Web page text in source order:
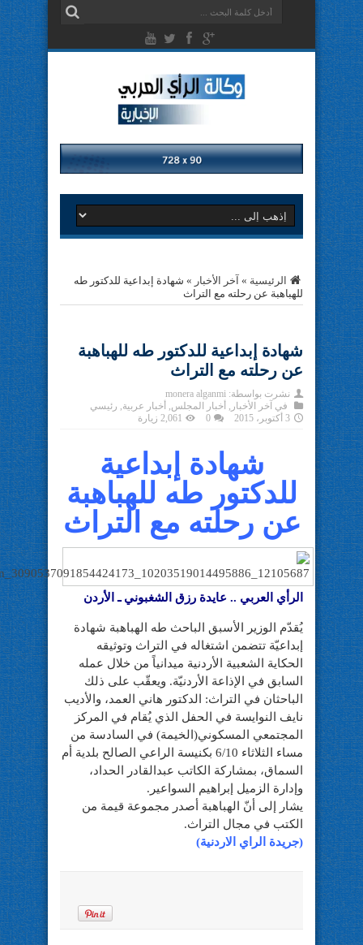
الرئيسية » آخر الأخبار » شهادة إبداعية للدكتور طه
للهباهبة عن رحلته مع التراث
شهادة إبداعية للدكتور طه للهباهبة
عن رحلته مع التراث
نشرت بواسطة: monera alganmi
في آخر الأخبار , أخبار المجلس, أخبار عربية, رئيسي
3 أكتوبر، 2015
0 2,061 زيارة
شهادة إبداعية
للدكتور طه للهباهبة
عن رحلته مع التراث
الرأي العربي .. عايدة رزق الشغبوني ـ الأردن
يُقدّم الوزير الأسبق الباحث طه الهباهبة شهادة
إبداعيّة تتضمن اشتغاله في التراث وتوثيقه
الحكاية الشعبية الأردنية ميدانياً من خلال عمله
السابق في الإذاعة الأردنيّة. ويعقّب على ذلك
الباحثان في التراث: الدكتور هاني العمد، والأديب
نايف النوايسة في الحفل الذي يُقام في المركز
المجتمعي المسكوني(الخيمة) في السادسة من
مساء الثلاثاء 6/10 بكنيسة الراعي الصالح بلدية أم
السماق، بمشاركة الكاتب عبدالقادر
الحداد،
وإدارة الزميل إبراهيم السواعير.
يشار إلى أنّ الهباهبة أصدر مجموعة قيمة من
الكتب في مجال التراث.
(جريدة الراي الاردنية)